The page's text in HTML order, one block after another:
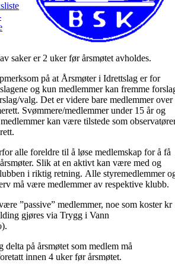
saker er 2 uker før årsmøtet avholdes.
på at Årsmøter i Idrettslag er for
og kun medlemmer kan fremme
valg. Det er videre bare medlemmer over
Svømmere/medlemmer under 15 år og
kan være tilstede som
alle foreldre til å løse medlemskap for å få
Slik at en aktivt kan være med og
i riktig retning. Alle styremedlemmer
må være medlemmer av respektive klubb.
”passive” medlemmer, noe som koster kr
gjøres via Trygg i Vann
delta på årsmøtet som medlem må
innen 4 uker før årsmøtet.